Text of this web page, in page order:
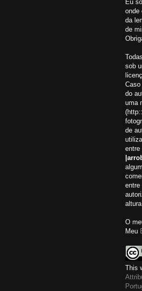
Eu
onde
da
de
sob
do
uma
de
entre
entre
O
Meu
This